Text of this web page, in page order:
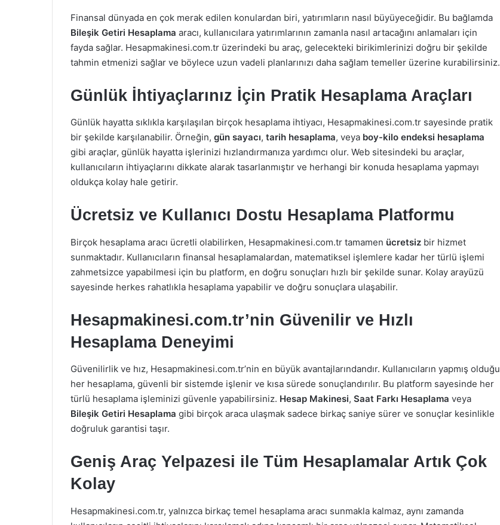
Finansal dünyada en çok merak edilen konulardan biri, yatırımların nasıl büyüyeceğidir. Bu bağlamda
Bileşik Getiri Hesaplama aracı, kullanıcılara yatırımlarının zamanla nasıl artacağını anlamaları için
fayda sağlar. Hesapmakinesi.com.tr üzerindeki bu araç, gelecekteki birikimlerinizi doğru bir şekilde
tahmin etmenizi sağlar ve böylece uzun vadeli planlarınızı daha sağlam temeller üzerine kurabilirsiniz.
Günlük İhtiyaçlarınız İçin Pratik Hesaplama Araçları
Günlük hayatta sıklıkla karşılaşılan birçok hesaplama ihtiyacı, Hesapmakinesi.com.tr sayesinde pratik
bir şekilde karşılanabilir. Örneğin, gün sayacı, tarih hesaplama, veya boy-kilo endeksi hesaplama
gibi araçlar, günlük hayatta işlerinizi hızlandırmanıza yardımcı olur. Web sitesindeki bu araçlar,
kullanıcıların ihtiyaçlarını dikkate alarak tasarlanmıştır ve herhangi bir konuda hesaplama yapmayı
oldukça kolay hale getirir.
Ücretsiz ve Kullanıcı Dostu Hesaplama Platformu
Birçok hesaplama aracı ücretli olabilirken, Hesapmakinesi.com.tr tamamen ücretsiz bir hizmet
sunmaktadır. Kullanıcıların finansal hesaplamalardan, matematiksel işlemlere kadar her türlü işlemi
zahmetsizce yapabilmesi için bu platform, en doğru sonuçları hızlı bir şekilde sunar. Kolay arayüzü
sayesinde herkes rahatlıkla hesaplama yapabilir ve doğru sonuçlara ulaşabilir.
Hesapmakinesi.com.tr’nin Güvenilir ve Hızlı
Hesaplama Deneyimi
Güvenilirlik ve hız, Hesapmakinesi.com.tr’nin en büyük avantajlarındandır. Kullanıcıların yapmış olduğu
her hesaplama, güvenli bir sistemde işlenir ve kısa sürede sonuçlandırılır. Bu platform sayesinde her
türlü hesaplama işleminizi güvenle yapabilirsiniz. Hesap Makinesi, Saat Farkı Hesaplama veya
Bileşik Getiri Hesaplama gibi birçok araca ulaşmak sadece birkaç saniye sürer ve sonuçlar kesinlikle
doğruluk garantisi taşır.
Geniş Araç Yelpazesi ile Tüm Hesaplamalar Artık Çok
Kolay
Hesapmakinesi.com.tr, yalnızca birkaç temel hesaplama aracı sunmakla kalmaz, aynı zamanda